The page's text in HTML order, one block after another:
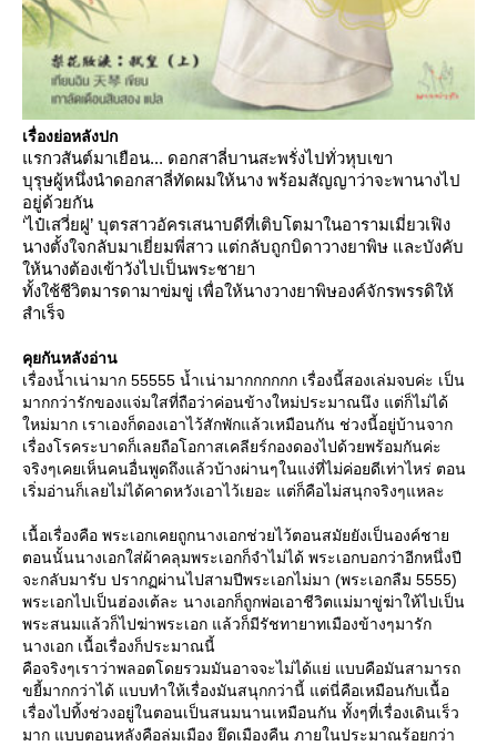
เรื่องย่อหลังปก
รกวสันต์มาเยือน... ดอกสาลี่บานสะพรั่งไปทั่วหุบเขา
บุรุษผู้หนึ่งนำดอกสาลี่ทัดผมให้นาง พร้อมสัญญาว่าจะพานางไป
อยู่ด้วยกัน
‘ไป๋เสวี่ยฝู’ บุตรสาวอัครเสนาบดีที่เติบโตมาในอารามเมี่ยวเฟิง
นางตั้งใจกลับมาเยี่ยมพี่สาว แต่กลับถูกบิดาวางยาพิษ และบังคับ
ห้นางต้องเข้าวังไปเป็นพระชายา
ทั้งใช้ชีวิตมารดามาข่มขู่ เพื่อให้นางวางยาพิษองค์จักรพรรดิให้
สำเร็จ
คุยกันหลังอ่าน
เรื่องน้ำเน่ามาก 55555 น้ำเน่ามากกกกกก เรื่องนี้สองเล่มจบค่ะ เป็น
มากกว่ารักของแจ่มใสที่ถือว่าค่อนข้างใหม่ประมาณนึง แต่ก็ไม่ได้
หม่มาก เราเองก็ดองเอาไว้สักพักแล้วเหมือนกัน ช่วงนี้อยู่บ้านจาก
เรื่องโรคระบาดก็เลยถือโอกาสเคลียร์กองดองไปด้วยพร้อมกันค่ะ
จริงๆเคยเห็นคนอื่นพูดถึงแล้วบ้างผ่านๆในแง่ที่ไม่ค่อยดีเท่าไหร่ ตอน
เริ่มอ่านก็เลยไม่ได้คาดหวังเอาไว้เยอะ แต่ก็คือไม่สนุกจริงๆแหละ
เนื้อเรื่องคือ พระเอกเคยถูกนางเอกช่วยไว้ตอนสมัยยังเป็นองค์ชา
ตอนนั้นนางเอกใส่ผ้าคลุมพระเอกก็จำไม่ได้ พระเอกบอกว่าอีกหนึ่งปี
จะกลับมารับ ปรากฏผ่านไปสามปีพระเอกไม่มา (พระเอกลืม 5555)
พระเอกไปเป็นฮ่องเต้ละ นางเอกก็ถูกพ่อเอาชีวิตแม่มาขู่ฆ่าให้ไปเป็น
พระสนมแล้วก็ไปฆ่าพระเอก แล้วก็มีรัชทายาทเมืองข้างๆมารัก
นางเอก เนื้อเรื่องก็ประมาณนี้
คือจริงๆเราว่าพลอตโดยรวมมันอาจจะไม่ได้แย่ แบบคือมันสามารถ
ขยี้มากกว่าได้ แบบทำให้เรื่องมันสนุกกว่านี้ แต่นี่คือเหมือนกับเนื้อ
เรื่องไปทิ้งช่วงอยู่ในตอนเป็นสนมนานเหมือนกัน ทั้งๆที่เรื่องเดินเร็ว
มาก แบบตอนหลังคือล่มเมือง ยึดเมืองคืน ภายในประมาณร้อยกว่า